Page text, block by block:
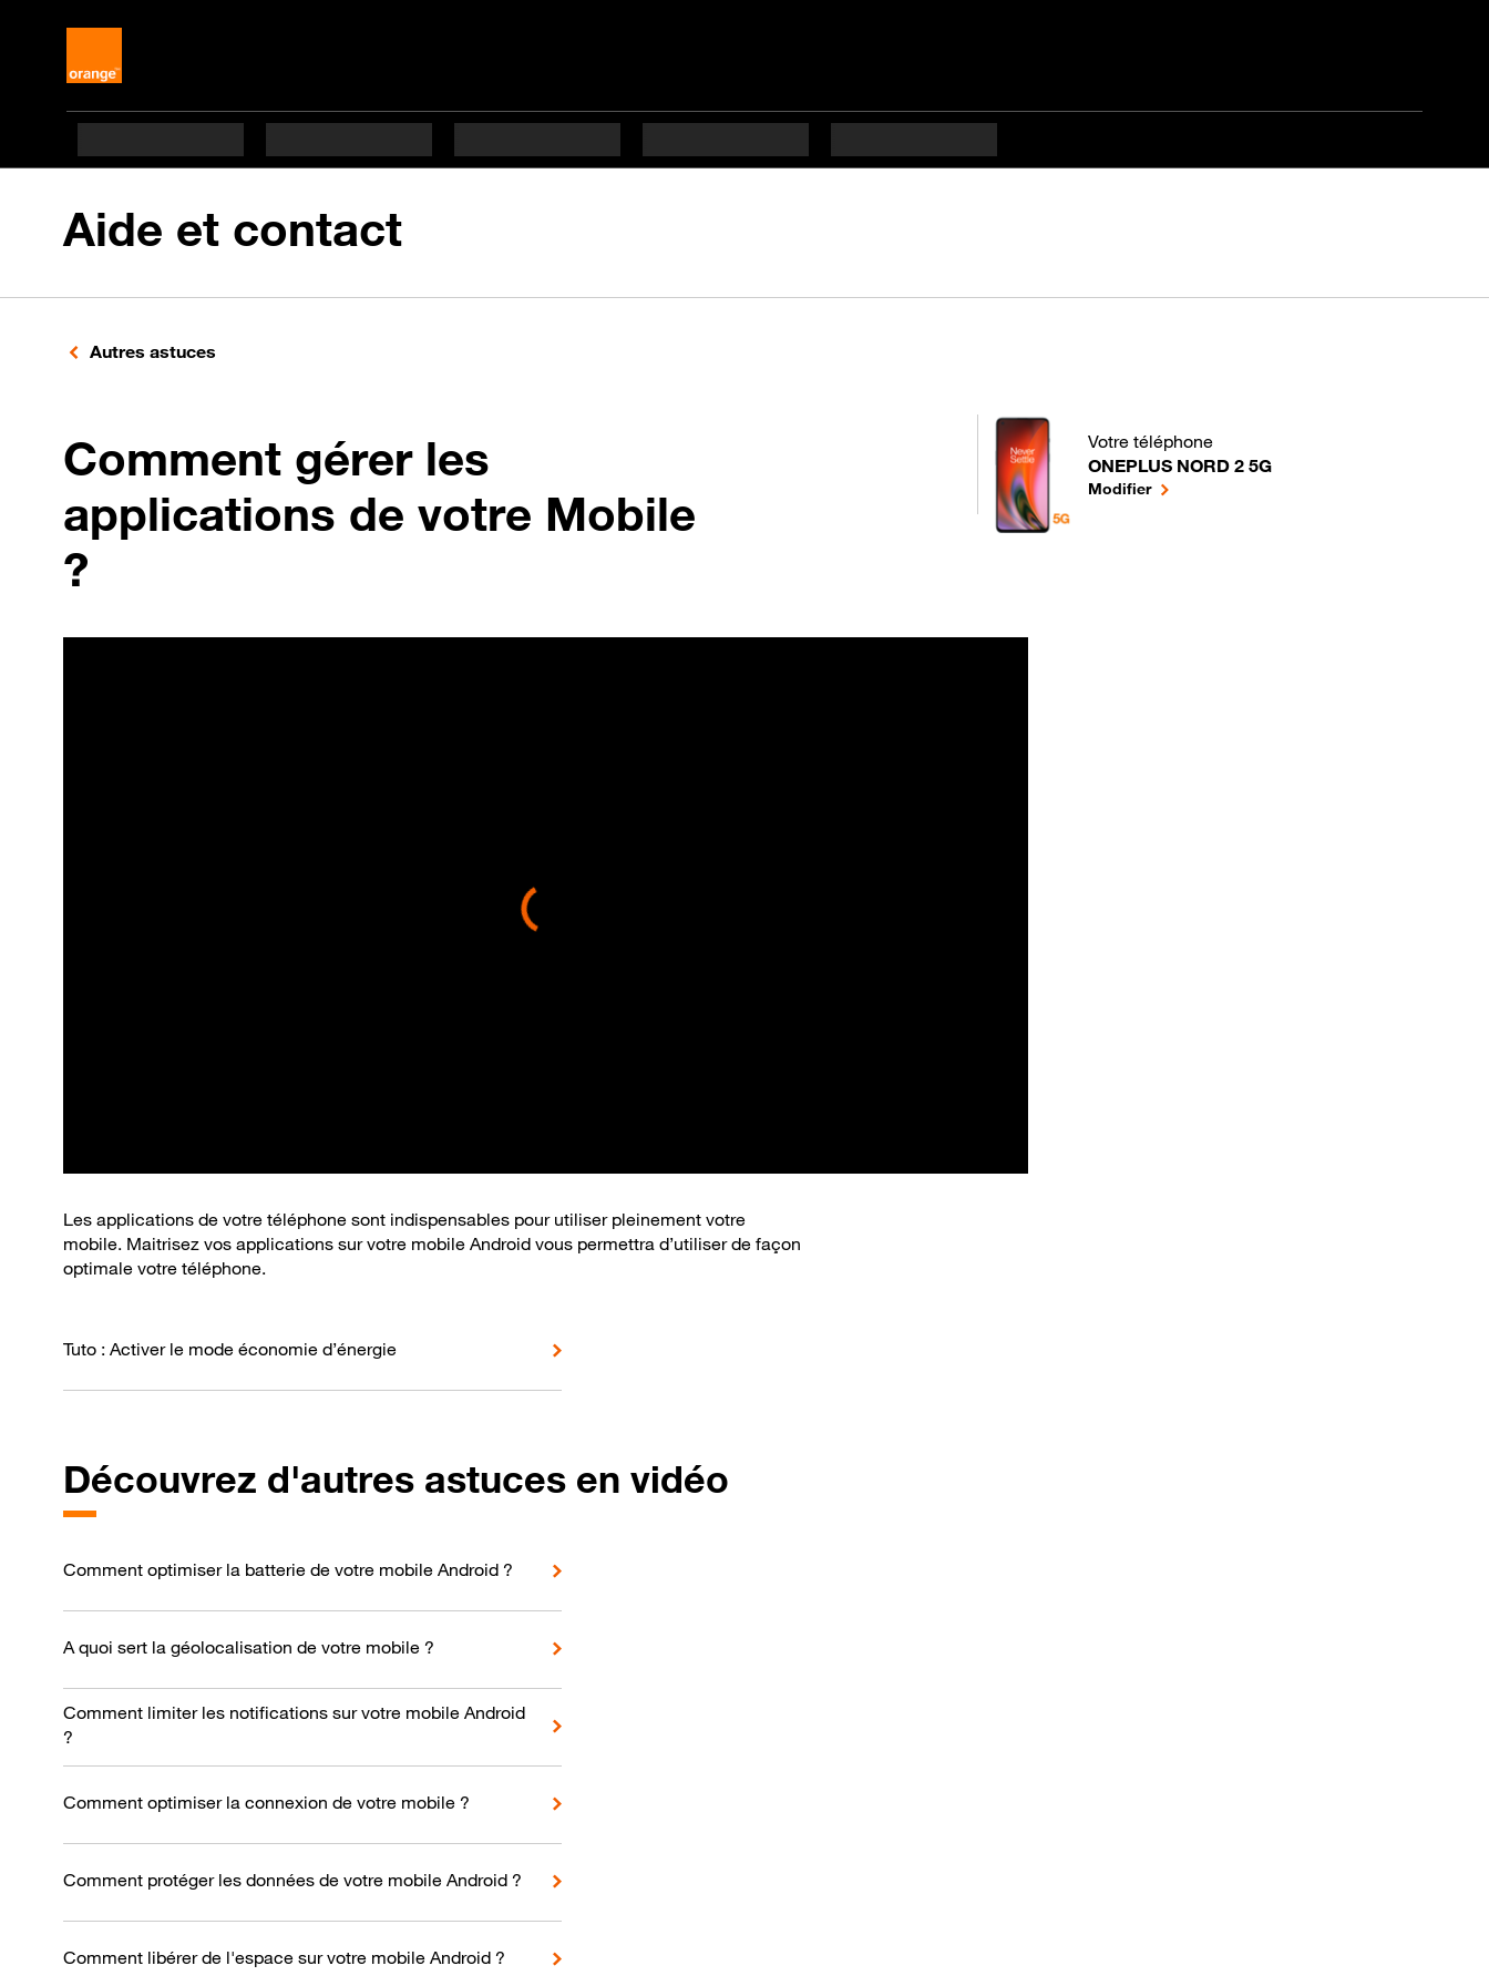
Aide et contact
Autres astuces
Comment gérer les
applications de votre Mobile
?
Votre téléphone
ONEPLUS NORD 2 5G
Comment gérer les applications de votre Mobile ?
Modifierle téléphone sélectionné
Les applications de votre téléphone sont indispensables pour utiliser pleinement votre
mobile. Maitrisez vos applications sur votre mobile Android vous permettra d’utiliser de façon
optimale votre téléphone.
Tuto : Activer le mode économie d’énergie
Découvrez d'autres astuces en vidéo
Comment optimiser la batterie de votre mobile Android ?
A quoi sert la géolocalisation de votre mobile ?
Comment limiter les notifications sur votre mobile Android
?
Comment optimiser la connexion de votre mobile ?
Comment protéger les données de votre mobile Android ?
Comment libérer de l'espace sur votre mobile Android ?